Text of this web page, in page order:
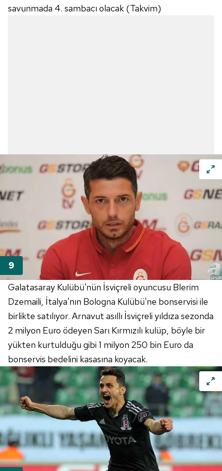
savunmada 4. sambacı olacak (Takvim)
Galatasaray Kulübü'nün İsviçreli oyuncusu Blerim
Dzemaili, İtalya'nın Bologna Kulübü'ne bonservisi ile
birlikte satılıyor. Arnavut asıllı İsviçreli yıldıza sezonda
2 milyon Euro ödeyen Sarı Kırmızılı kulüp, böyle bir
yükten kurtulduğu gibi 1 milyon 250 bin Euro da
bonservis bedelini kasasına koyacak.